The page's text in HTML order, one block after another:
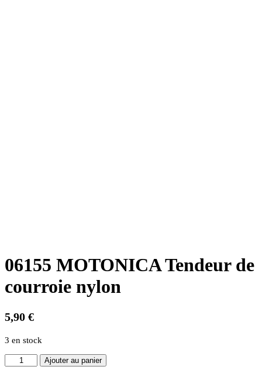
06155 MOTONICA Tendeur de
courroie nylon
5,90 €
3 en stock
quantité
Ajouter au panier